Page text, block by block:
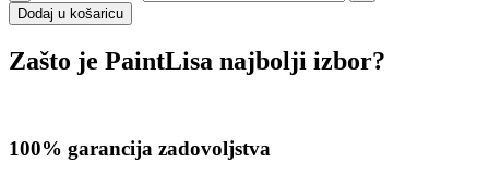
Dodaj u košaricu
Zašto je PaintLisa najbolji izbor?
100% garancija zadovoljstva